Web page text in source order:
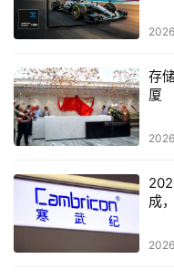
还值得一提的是，APC
态、负载、电池容量、
一种“运筹帷幄之中，掌
Smart-ups 1000一段
较，我们还是由衷的体
有了诸多的担心和烦恼
绩，也是笑颜逐开。
存
厦
成